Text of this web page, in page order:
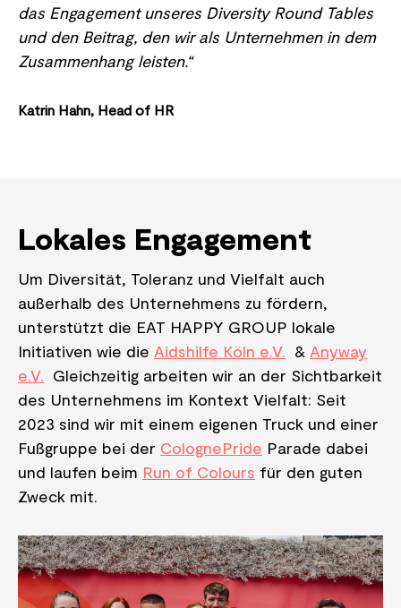
das Engagement unseres Diversity Round Tables
und den Beitrag, den wir als Unternehmen in dem
Zusammenhang leisten.“
Katrin Hahn, Head of HR
Lokales Engagement
Um Diversität, Toleranz und Vielfalt auch
außerhalb des Unternehmens zu fördern,
unterstützt die EAT HAPPY GROUP lokale
Initiativen wie die Aidshilfe Köln e.V. & Anyway
e.V. Gleichzeitig arbeiten wir an der Sichtbarkeit
des Unternehmens im Kontext Vielfalt: Seit
2023 sind wir mit einem eigenen Truck und einer
Fußgruppe bei der ColognePride Parade dabei
und laufen beim Run of Colours für den guten
Zweck mit.